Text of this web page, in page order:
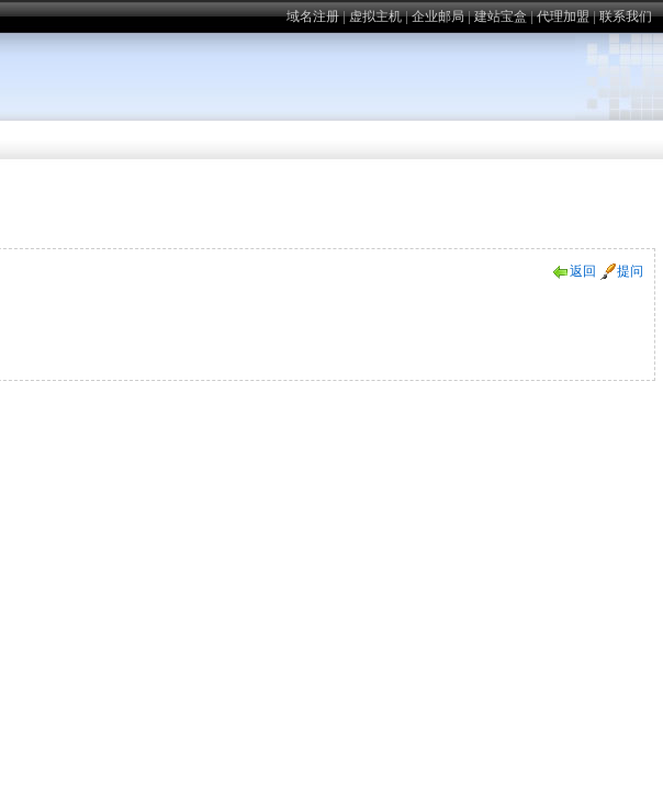
域名注册|虚拟主机|企业邮局|建站宝盒|代理加盟|联系我们
返回
提问